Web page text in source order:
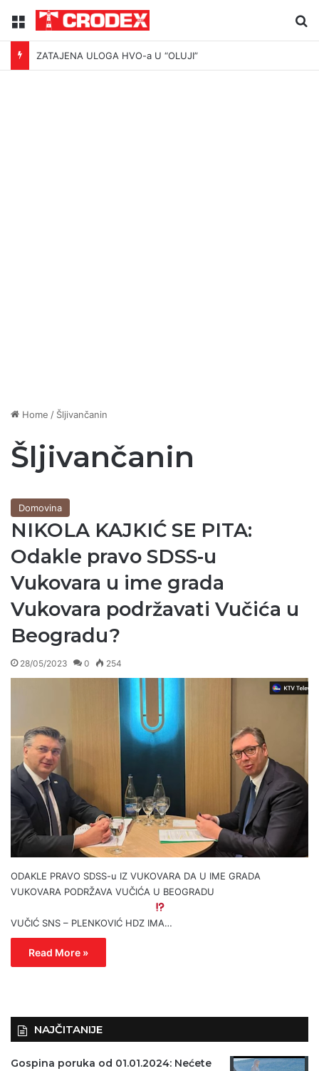
Menu
ZATAJENA ULOGA HVO-a U “OLUJI”
Home / Šljivančanin
Šljivančanin
Domovina
NIKOLA KAJKIĆ SE PITA:
Odakle pravo SDSS-u
Vukovara u ime grada
Vukovara podržavati Vučića u
Beogradu?
28/05/2023 0 254
ODAKLE PRAVO SDSS-u IZ VUKOVARA DA U IME GRADA
VUKOVARA PODRŽAVA VUČIĆA U BEOGRADU
VUČIĆ SNS – PLENKOVIĆ HDZ IMA…
Read More »
NAJČITANIJE
Gospina poruka od 01.01.2024: Nećete